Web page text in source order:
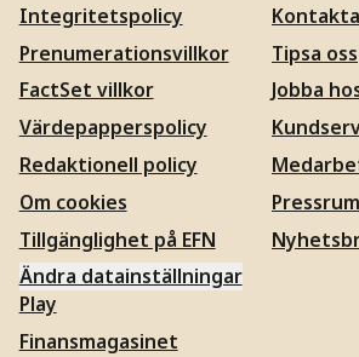
Integritetspolicy
Prenumerationsvillkor
FactSet villkor
Värdepapperspolicy
Redaktionell policy
Om cookies
Tillgänglighet på EFN
Ändra datainställningar
Tipsa oss
Jobba
Pressrum
Play
Finansmagasinet